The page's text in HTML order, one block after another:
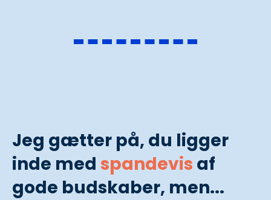
Jeg gætter på, du ligger
inde med spandevis af
gode budskaber, men...